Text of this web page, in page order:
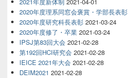
2020年度理系同窓会褒賞・学部長表彰
2020年度研究科長表彰 2021-03-24
2020年度修了・卒業 2021-03-24
IPSJ第83回大会 2021-02-28
第192回HCI研究会 2021-02-28
IEICE 2021年大会 2021-02-28
DEIM2021 2021-02-28